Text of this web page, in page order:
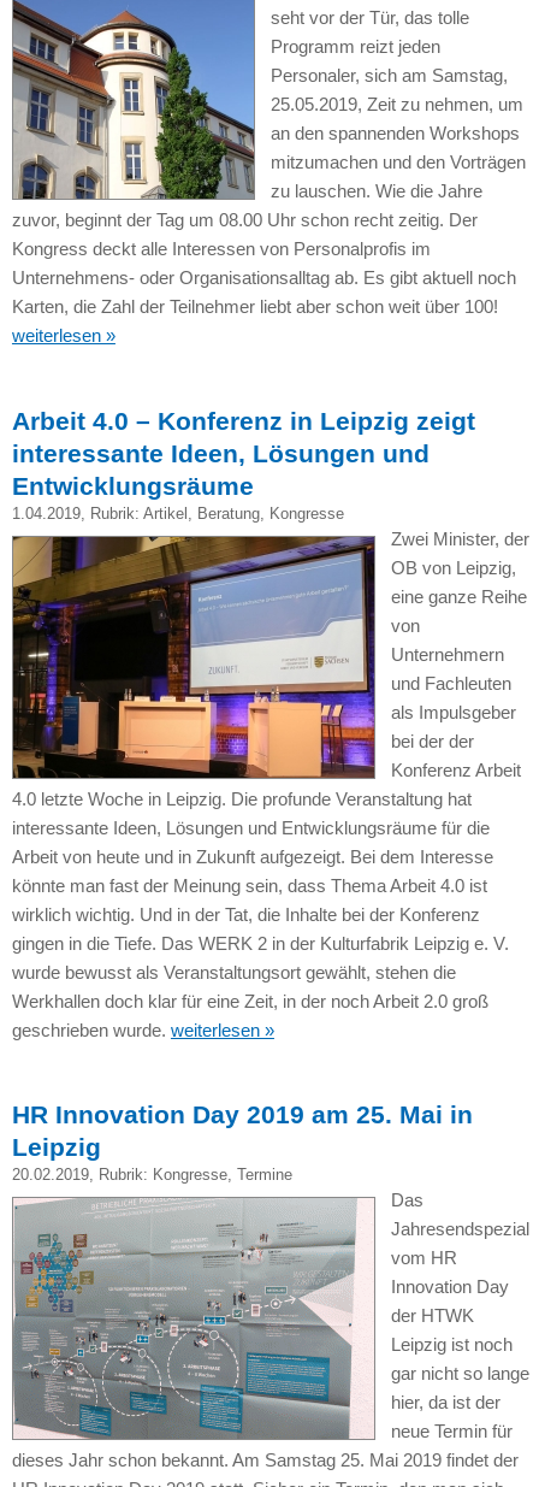
seht vor der Tür, das tolle
Programm reizt jeden
Personaler, sich am Samstag,
25.05.2019, Zeit zu nehmen, um
an den spannenden Workshops
mitzumachen und den Vorträgen
zu lauschen. Wie die Jahre
zuvor, beginnt der Tag um 08.00 Uhr schon recht zeitig. Der
Kongress deckt alle Interessen von Personalprofis im
Unternehmens- oder Organisationsalltag ab. Es gibt aktuell noch
Karten, die Zahl der Teilnehmer liebt aber schon weit über 100!
weiterlesen »
Arbeit 4.0 – Konferenz in Leipzig zeigt
interessante Ideen, Lösungen und
Entwicklungsräume
1.04.2019, Rubrik: Artikel Beratung, Kongresse
Zwei Minister, der
OB von Leipzig,
eine ganze Reihe
von
Unternehmern
und Fachleuten
als Impulsgeber
bei der der
Konferenz Arbeit
4.0 letzte Woche in Leipzig. Die profunde Veranstaltung hat
interessante Ideen, Lösungen und Entwicklungsräume für die
Arbeit von heute und in Zukunft aufgezeigt. Bei dem Interesse
könnte man fast der Meinung sein, dass Thema Arbeit 4.0 ist
wirklich wichtig. Und in der Tat, die Inhalte bei der Konferenz
gingen in die Tiefe. Das WERK 2 in der Kulturfabrik Leipzig e. V.
wurde bewusst als Veranstaltungsort gewählt, stehen die
Werkhallen doch klar für eine Zeit, in der noch Arbeit 2.0 groß
geschrieben wurde. weiterlesen »
HR Innovation Day 2019 am 25. Mai in
Leipzig
20.02.2019, Rubrik: Kongresse, Termine
Das
Jahresendspezial
vom HR
Innovation Day
der HTWK
Leipzig ist noch
gar nicht so lange
hier, da ist der
neue Termin für
dieses Jahr schon bekannt. Am Samstag 25. Mai 2019 findet der